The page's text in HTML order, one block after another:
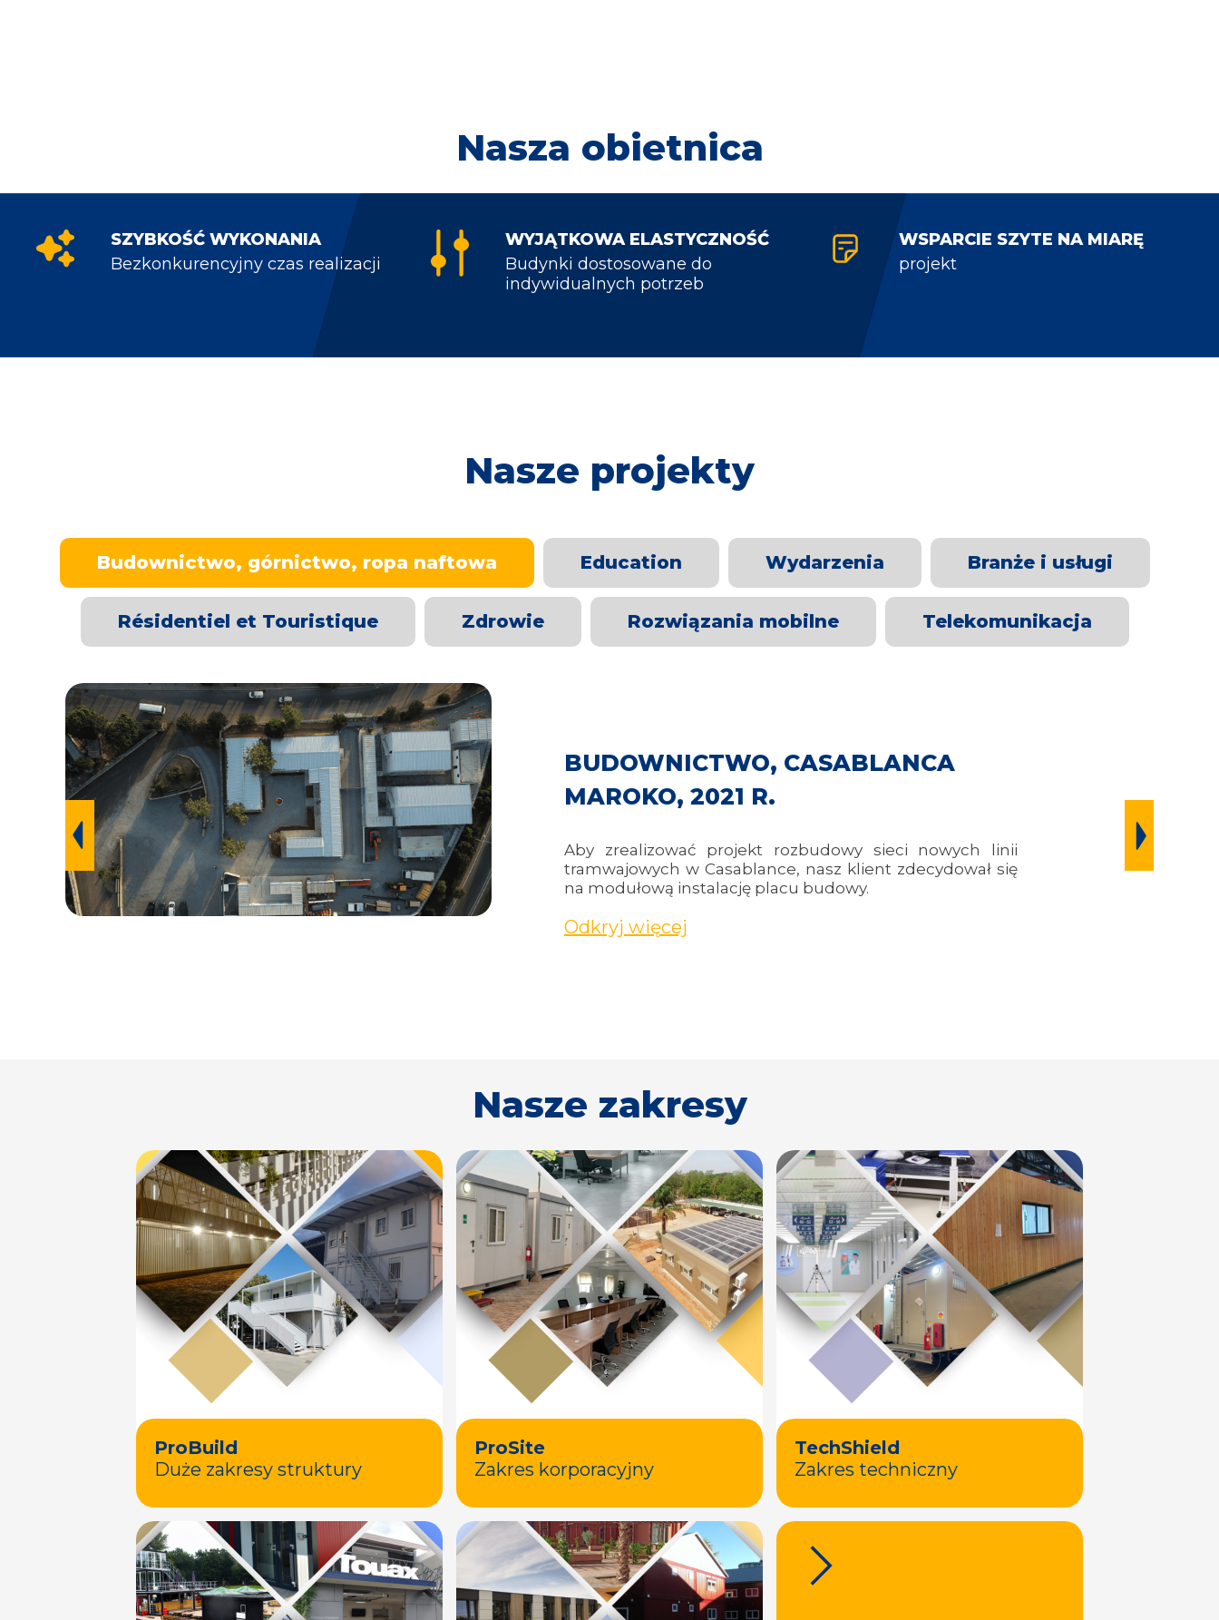
Nasza obietnica
SZYBKOŚĆ WYKONANIA
Bezkonkurencyjny czas realizacji
WYJĄTKOWA ELASTYCZNOŚĆ
Budynki dostosowane do
indywidualnych potrzeb
WSPARCIE SZYTE NA MIARĘ
projekt
Nasze projekty
Budownictwo, górnictwo, ropa naftowa Education Wydarzenia Branże i usługi
Résidentiel et Touristique Zdrowie Rozwiązania mobilne Telekomunikacja
BUDOWNICTWO, CASABLANCA
MAROKO, 2021 R.
Aby zrealizować projekt rozbudowy sieci nowych linii
tramwajowych w Casablance, nasz klient zdecydował się
na modułową instalację placu budowy.
Odkryj więcej
Nasze zakresy
ProBuild
Duże zakresy struktury
ProSite
Zakres korporacyjny
TechShield
Zakres techniczny